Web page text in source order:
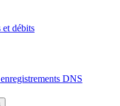
et débits
DNS